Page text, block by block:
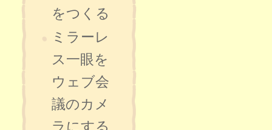
をつくる
ミラーレ
ス一眼を
ウェブ会
議のカメ
ラにする